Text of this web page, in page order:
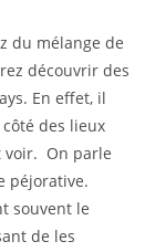
du mélange de
découvrir des
En effet, il
côté des lieux
voir. On parle
péjorative.
souvent le
de les